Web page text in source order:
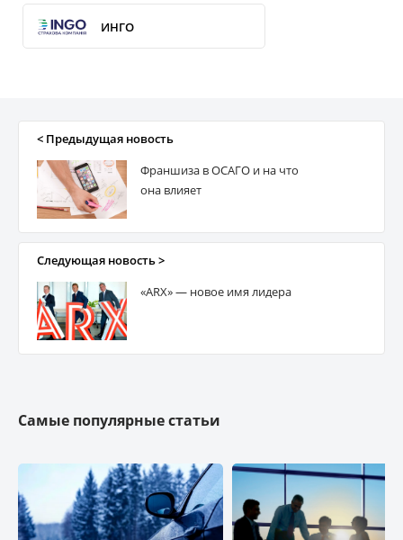
ИНГО
ПЗУ Украина
ERV
ARX
Премьєр Альянс
< Предыдущая новость
Франшиза в ОСАГО и на что
она влияет
Следующая новость >
«ARX» — новое имя лидера
Самые популярные статьи